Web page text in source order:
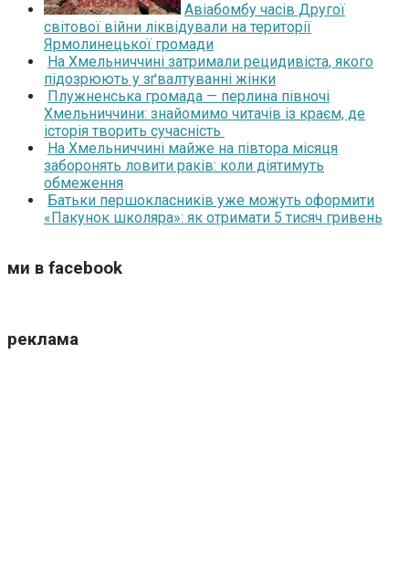
Авіабомбу часів Другої
світової війни ліквідували на території
Ярмолинецької громади
На Хмельниччині затримали рецидивіста, якого
підозрюють у зґвалтуванні жінки
Плужненська громада — перлина півночі
Хмельниччини: знайомимо читачів із краєм, де
історія творить сучасність
На Хмельниччині майже на півтора місяця
заборонять ловити раків: коли діятимуть
обмеження
Батьки першокласників уже можуть оформити
«Пакунок школяра»: як отримати 5 тисяч гривень
ми в facebook
реклама